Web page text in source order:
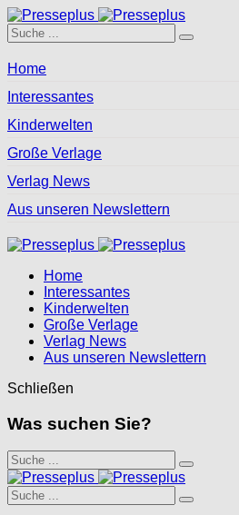
Home
Interessantes
Kinderwelten
Große Verlage
Verlag News
Aus unseren Newslettern
Home
Interessantes
Kinderwelten
Große Verlage
Verlag News
Aus unseren Newslettern
Schließen
Was suchen Sie?